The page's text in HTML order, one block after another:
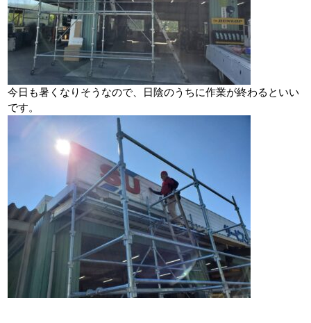
今日も暑くなりそうなので、日陰のうちに作業が終わるといい
です。